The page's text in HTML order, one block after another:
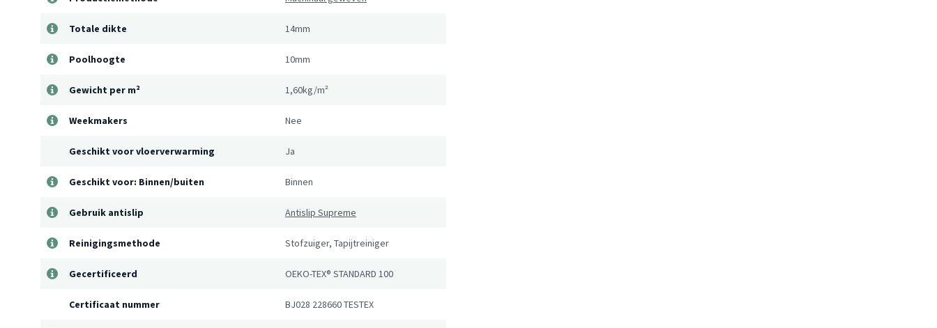
Totale dikte 14mm
Poolhoogte 10mm
Gewicht per m² 1,60kg/m²
Weekmakers Nee
Geschikt voor vloerverwarming Ja
Geschikt voor: Binnen/buiten Binnen
Gebruik antislip Antislip Supreme
Reinigingsmethode Stofzuiger, Tapijtreiniger
Gecertificeerd OEKO-TEX® STANDARD 100
Certificaat nummer BJ028 228660 TESTEX